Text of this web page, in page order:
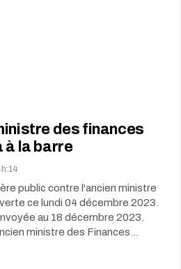
des finances
à la barre
public contre l'ancien ministre
ce lundi 04 décembre 2023.
au 18 décembre 2023.
ministre des Finances…